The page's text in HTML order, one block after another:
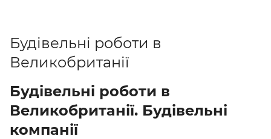
Будівельні роботи в
Великобританії
Будівельні роботи в
Великобританії. Будівельні
компанії